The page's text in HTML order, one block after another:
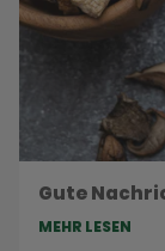
Gute
MEHR LESEN